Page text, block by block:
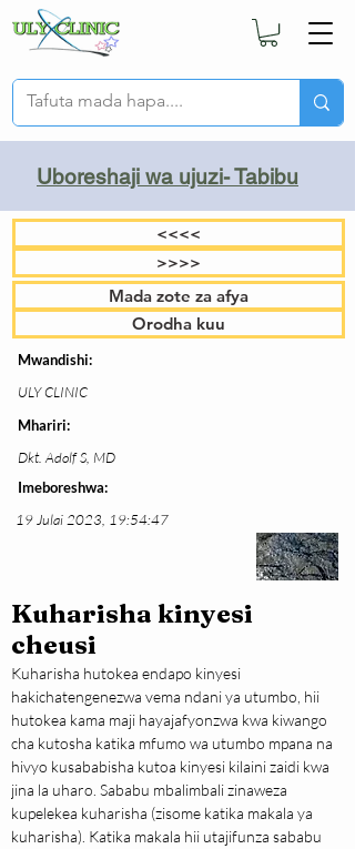
Uboreshaji wa ujuzi- Tabibu
<<<<
>>>>
Mada zote za afya
Orodha kuu
Mwandishi:
ULY CLINIC
Mhariri:
Dkt. Adolf S, MD
Imeboreshwa:
19 Julai 2023, 19:54:47
Kuharisha kinyesi
cheusi
Kuharisha hutokea endapo kinyesi
hakichatengenezwa vema ndani ya utumbo, hii
hutokea kama maji hayajafyonzwa kwa kiwango
cha kutosha katika mfumo wa utumbo mpana na
hivyo kusababisha kutoa kinyesi kilaini zaidi kwa
jina la uharo. Sababu mbalimbali zinaweza
kupelekea kuharisha (zisome katika makala ya
kuharisha). Katika makala hii utajifunza sababu